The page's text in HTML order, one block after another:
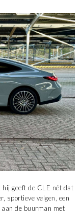
hij geeft de CLE nét dat
sportieve velgen, een
de buurman met